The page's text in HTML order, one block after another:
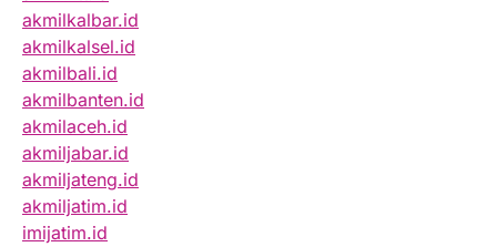
akmilkalbar.id
akmilkalsel.id
akmilbali.id
akmilbanten.id
akmilaceh.id
akmiljabar.id
akmiljateng.id
akmiljatim.id
imijatim.id